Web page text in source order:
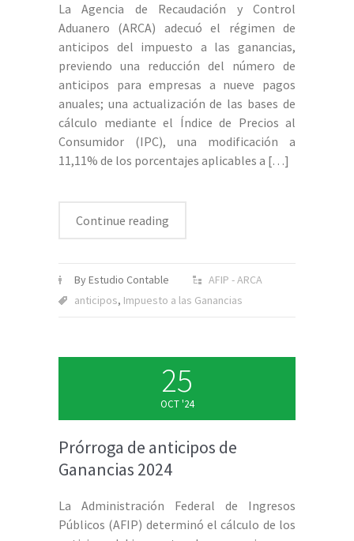
La Agencia de Recaudación y Control
Aduanero (ARCA) adecuó el régimen de
anticipos del impuesto a las ganancias,
previendo una reducción del número de
anticipos para empresas a nueve pagos
anuales; una actualización de las bases de
cálculo mediante el Índice de Precios al
Consumidor (IPC), una modificación a
11,11% de los porcentajes aplicables a […]
Continue reading
By Estudio Contable
AFIP - ARCA
anticipos, Impuesto a las Ganancias
25
OCT '24
Prórroga de anticipos de
Ganancias 2024
La Administración Federal de Ingresos
Públicos (AFIP) determinó el cálculo de los